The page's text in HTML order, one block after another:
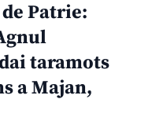
Patrie:
taramots
a Majan,